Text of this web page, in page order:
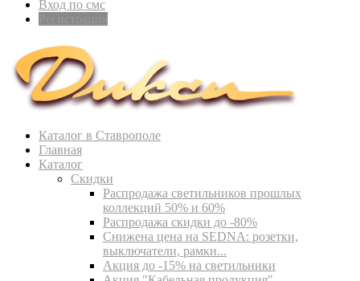
Вход по смс
Каталог в Ставрополе
Главная
Каталог
Скидки
Распродажа светильников прошлых
коллекций 50% и 60%
Распродажа скидки до -80%
Cнижена цена на SEDNA: розетки,
выключатели, рамки...
Акция до -15% на светильники